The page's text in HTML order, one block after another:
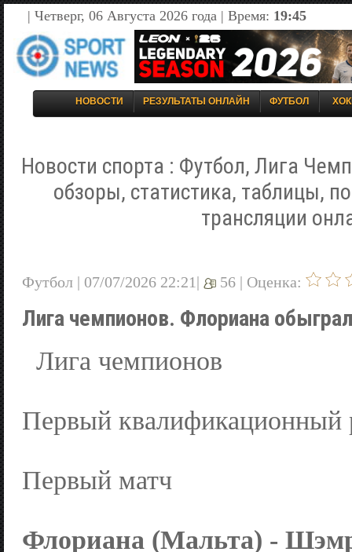
| Четверг, 06 Августа 2026 года | Время: 19:45
НОВОСТИ РЕЗУЛЬТАТЫ ОНЛАЙН ФУТБОЛ
Новости спорта : Футбол, Лига
обзоры, статистика, таблицы,
трансляции
Футбол | 07/07/2026 22:21| 56 | Оценка:
Лига чемпионов. Флориана
Лига чемпионов
Первый квалификационный
Первый матч
Флориана (Мальта) -